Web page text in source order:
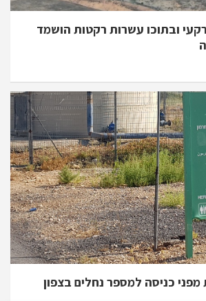
ובתוכו עשרות רקטות הושמד
כניסה למספר נחלים בצפון